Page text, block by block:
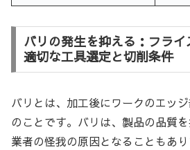
バリの発生を抑える：フラ
適切な工具選定と切削条件
バリとは、加工後にワークのエッ
のことです。バリは、製品の品質
業者の怪我の原因となることもあり